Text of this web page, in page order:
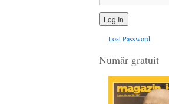
Lost Password
Număr gratuit